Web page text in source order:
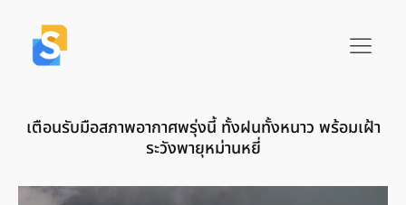
เตือนรับมือสภาพอากาศพรุ่งนี้ ทั้งฝนทั้งหนาว พร้อมเฝ้า
ระวังพายุหม่านหยี่